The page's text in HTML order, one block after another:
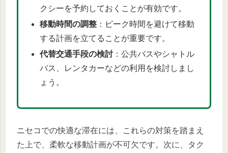
クシーを予約しておくことが有効です。
移動時間の調整：ピーク時間を避けて移動
する計画を立てることが重要です。
代替交通手段の検討：公共バスやシャトル
バス、レンタカーなどの利用を検討しまし
ょう。
ニセコでの快適な滞在には、これらの対策を踏まえ
た上で、柔軟な移動計画が不可欠です。次に、タク